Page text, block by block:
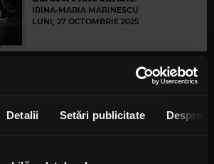
Detalii Setări publicitate Despre
IRINA-MARIA MARINESCU
LUNI, 27 OCTOMBRIE 2025
MARȚI, 7 OCTOMBRIE 2025